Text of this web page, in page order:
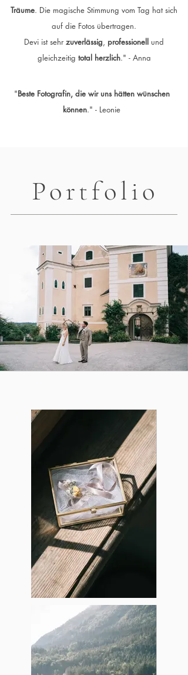
Träume. Die magische Stimmung vom Tag hat sich
auf die Fotos übertragen.
Devi ist sehr zuverlässig, professionell und
gleichzeitig total herzlich." - Anna
"Beste Fotografin, die wir uns hätten wünschen
können." - Leonie
Portfolio